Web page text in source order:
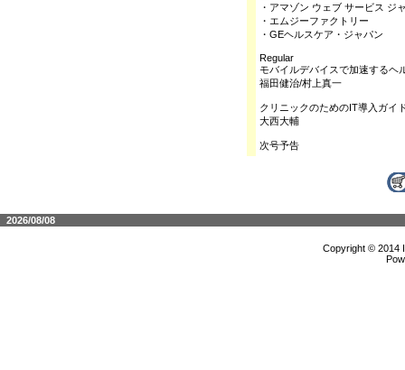
・アマゾン ウェブ サービス ジ
・エムジーファクトリー
・GEヘルスケア・ジャパン
Regular
モバイルデバイスで加速するヘ
福田健治/村上真一
クリニックのためのIT導入ガイ
大西大輔
次号予告
2026/08/08
Copyright © 2014